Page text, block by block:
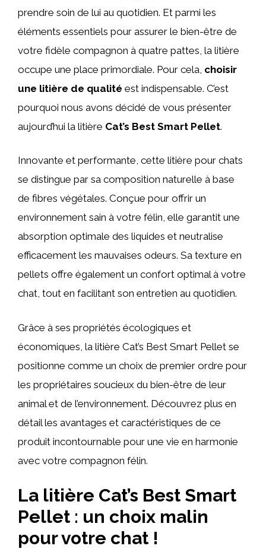
prendre soin de lui au quotidien. Et parmi les
éléments essentiels pour assurer le bien-être de
votre fidèle compagnon à quatre pattes, la litière
occupe une place primordiale. Pour cela, choisir
une litière de qualité est indispensable. C’est
pourquoi nous avons décidé de vous présenter
aujourd’hui la litière Cat’s Best Smart Pellet.
Innovante et performante, cette litière pour chats
se distingue par sa composition naturelle à base
de fibres végétales. Conçue pour offrir un
environnement sain à votre félin, elle garantit une
absorption optimale des liquides et neutralise
efficacement les mauvaises odeurs. Sa texture en
pellets offre également un confort optimal à votre
chat, tout en facilitant son entretien au quotidien.
Grâce à ses propriétés écologiques et
économiques, la litière Cat’s Best Smart Pellet se
positionne comme un choix de premier ordre pour
les propriétaires soucieux du bien-être de leur
animal et de l’environnement. Découvrez plus en
détail les avantages et caractéristiques de ce
produit incontournable pour une vie en harmonie
avec votre compagnon félin.
La litière Cat’s Best Smart
Pellet : un choix malin
pour votre chat !